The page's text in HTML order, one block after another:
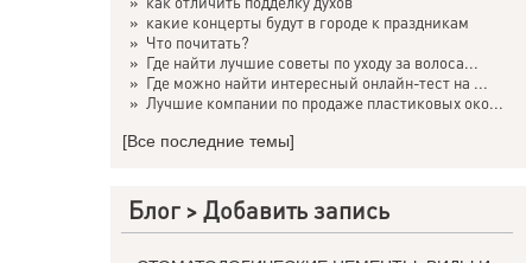
» какие концерты будут в городе к праздникам
» Что почитать?
» Где найти лучшие советы по уходу за волоса...
» Где можно найти интересный онлайн-тест на ...
» Лучшие компании по продаже пластиковых око...
[Все последние темы]
Блог >Добавить запись